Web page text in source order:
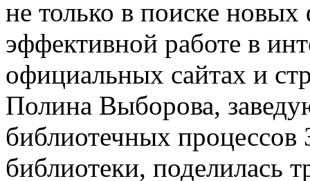
не только в поиске
эффективной работе в
официальных сайтах и
Полина Выборова,
библиотечных процессов
библиотеки, поделилась